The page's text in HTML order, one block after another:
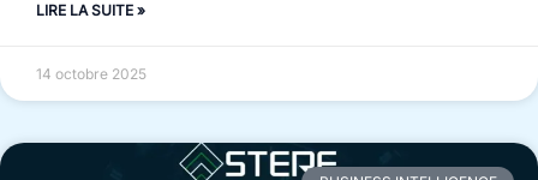
LIRE LA SUITE »
14 octobre 2025